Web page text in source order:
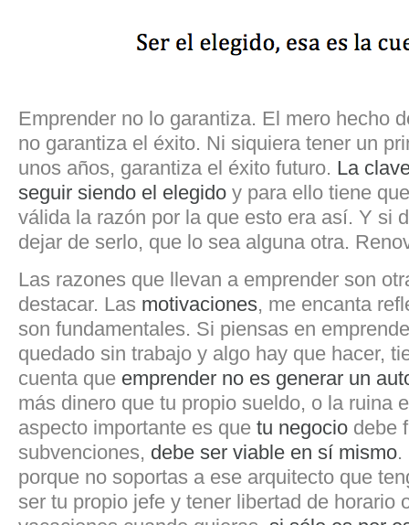
Emprender no lo garantiza. El mero hecho
no garantiza el éxito. Ni siquiera tener un
unos años, garantiza el éxito futuro. La
seguir siendo el elegido y para ello tiene
válida la razón por la que esto era así. Y si
dejar de serlo, que lo sea alguna otra.
Las razones que llevan a emprender son
destacar. Las motivaciones, me encanta
son fundamentales. Si piensas en
quedado sin trabajo y algo hay que hacer,
cuenta que emprender no es generar un
más dinero que tu propio sueldo, o la ruina
aspecto importante es que tu negocio debe
subvenciones, debe ser viable en sí mismo.
porque no soportas a ese arquitecto que
ser tu propio jefe y tener libertad de horario